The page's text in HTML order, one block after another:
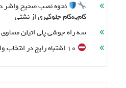
نحوه نصب صحیح واشر
گام‌به‌گام جلوگیری از نشتی
سه راه جوشی پلی اتیلن مساوی 90 درجه